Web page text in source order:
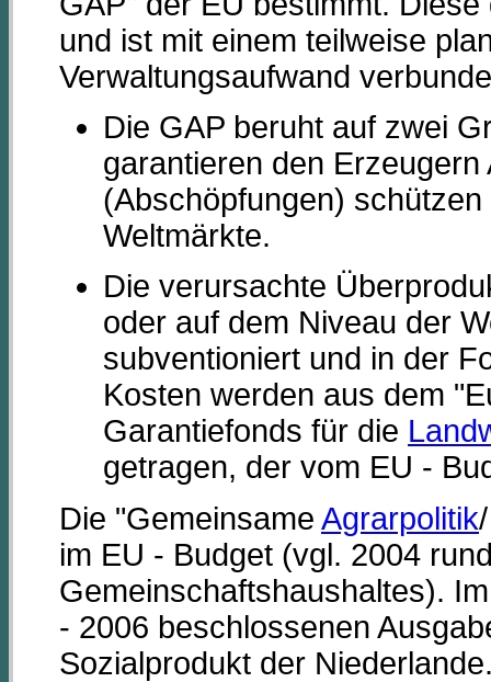
und ist mit einem teilweise
Verwaltungsaufwand
Die GAP beruht auf zwei
garantieren den
(Abschöpfungen)
Weltmärkte.
Die verursachte
oder auf dem Niveau der
subventioniert und in der
Kosten werden aus dem
Garantiefonds für die
getragen, der vom EU -
Die "Gemeinsame Agrarpolitik
im EU - Budget (vgl. 2004
Gemeinschaftshaushaltes).
- 2006 beschlossenen
Sozialprodukt der